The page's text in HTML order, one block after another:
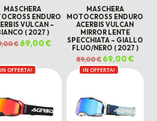
MASCHERA
ENDURO
VULCAN –
( 2027 )
€Il
prezzo
79,00 €.
69,00€
prezzo
69,00 €.
MASCHERA
MOTOCROSS ENDURO
ACERBIS VULCAN
MIRROR LENTE
SPECCHIATA – GIALLO
FLUO/NERO ( 2027 )
89,00€ Il
prezzo
originale
era:
69,00€Il
69,00
IN OFFERTA! IN OFFERTA!